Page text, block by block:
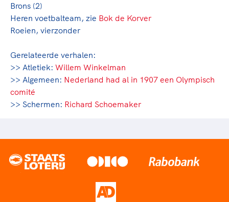
Brons (2)
Heren voetbalteam, zie Bok de Korver
Roeien, vierzonder
Gerelateerde verhalen:
>> Atletiek: Willem Winkelman
>> Algemeen: Nederland had al in 1907 een Olympisch
comité
>> Schermen: Richard Schoemaker